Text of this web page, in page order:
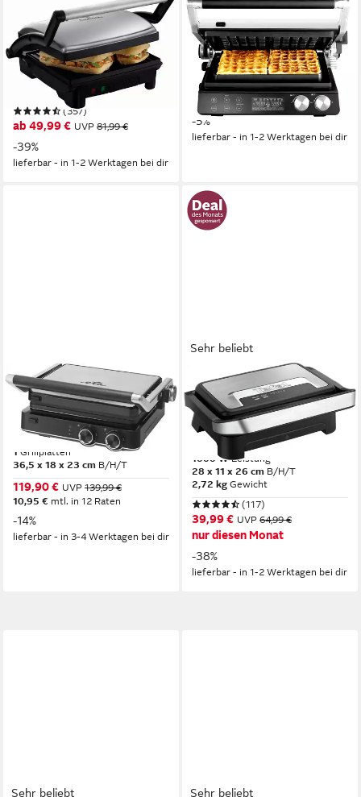
RUSSELL HOBBS
Kontaktgrill Paninigrill Cook at
Home 3in1 17888-56
1800 W Leistung
Grillplatten
31,7 x 14 x 32 cm B/H/T
(357)
ab 49,99 € UVP 81,99 €
-39%
lieferbar - in 1-2 Werktagen bei dir
GASTROBACK
Kontaktgrill Gourmet Multigrill
BBQ Pro Smart
Grillplatten
219,00 € UVP229,99 €
20,00 €mtl. in 12 Raten
-5%
lieferbar - in 1-2 Werktagen bei dir
ETA
Kontaktgrill ETA515690000
GRIL CHEF
2000 W Leistung
1 Grillplatten
36,5 x 18 x 23 cm B/H/T
119,90 € UVP 139,99 €
10,95 € mtl. in 12 Raten
-14%
lieferbar - in 3-4 Werktagen bei dir
Sehr beliebt
TEFAL
Kontaktgrill Inicio Compact, 2-
in-1 Panini /Grill,
antihaftbeschichtetete Platten
1000 W Leistung
28 x 11 x 26 cm B/H/T
2,72 kg Gewicht
(117)
39,99 € UVP 64,99 €
nur diesen Monat
-38%
lieferbar - in 1-2 Werktagen bei dir
Sehr beliebt Sehr beliebt